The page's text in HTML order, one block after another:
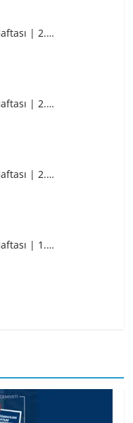
| 2.…
| 2.…
| 2.…
| 1.…
| 1.…
İÇİMİZDEN BİRİ PROF.